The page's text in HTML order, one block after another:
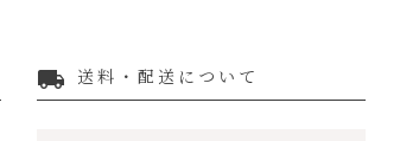
local_shipping 送料・配送について